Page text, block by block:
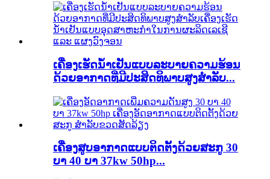
ເຄື່ອງເຮັດນ້ຳເຢັນແບບລະບາຍຄວາມຮ້ອນ
ດ້ວຍອາກາດທີ່ມີປະສິດທິພາບສູງສຳລັບ...
ເຄື່ອງສູບອາກາດແບບຕິດຕັ້ງດ້ວຍສະກູ 30
ບາ 40 ບາ 37kw 50hp...